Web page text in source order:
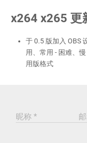
x264 x265 更
于 0.5 版加入 OBS
用、常用 - 困难、
用版格式
昵称 *